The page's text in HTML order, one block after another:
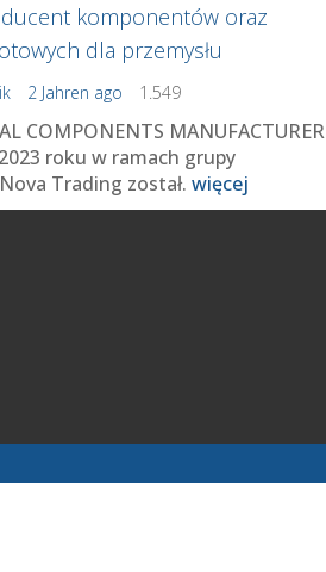
komponentów oraz
dla przemysłu
2 Jahren ago 1.549
COMPONENTS MANUFACTURER
roku w ramach grupy
Trading został. więcej